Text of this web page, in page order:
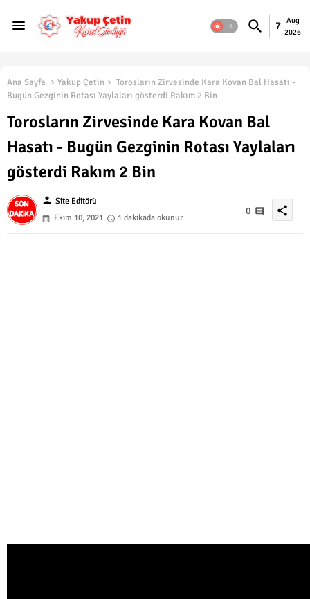
7
Aug
2026
Ana Sayfa Yakup Çetin
Torosların Zirvesinde Kara Kovan Bal Hasatı -
Bugün Gezginin Rotası Yaylaları gösterdi Rakım 2 Bin
Torosların Zirvesinde Kara Kovan Bal
Hasatı - Bugün Gezginin Rotası Yaylaları
gösterdi Rakım 2 Bin
person Site Editörü
Ekim 10, 2021
1 dakikada okunur
0 share